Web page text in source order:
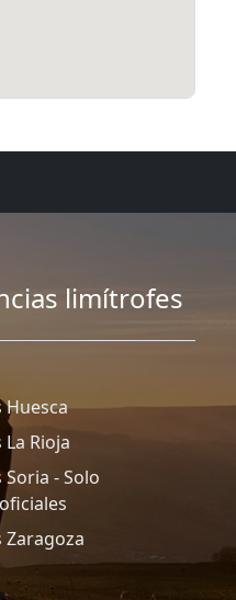
limítrofes
Huesca
La Rioja
Soria - Solo
Zaragoza